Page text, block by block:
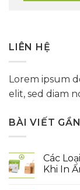
LIÊN HỆ
Lorem ipsum
elit, sed diam
BÀI VIẾT
Các
Khi In